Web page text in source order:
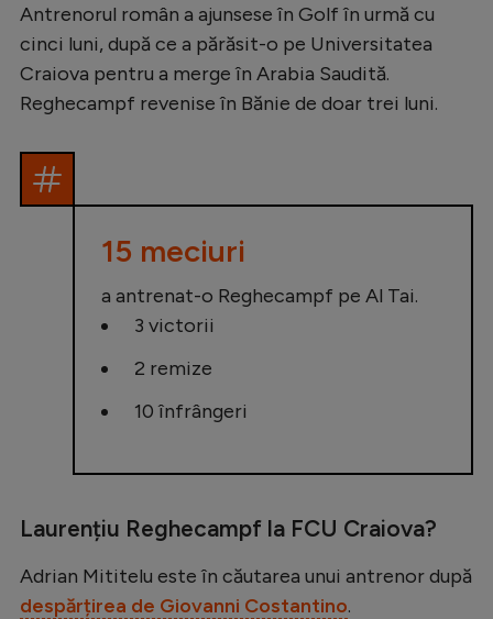
Campionate
Starurile fotbalului
EURO 2024
Tenis
Handbal
Gimnastică
Auto
Ciclism
Antrenorul român a ajunsese în Golf în urmă cu
cinci luni, după ce a părăsit-o pe Universitatea
Craiova pentru a merge în Arabia Saudită.
Reghecampf revenise în Bănie de doar trei luni.
15 meciuri
a antrenat-o Reghecampf pe Al Tai.
3 victorii
2 remize
10 înfrângeri
Laurențiu Reghecampf la FCU Craiova?
Adrian Mititelu este în căutarea unui antrenor după
despărțirea de Giovanni Costantino.